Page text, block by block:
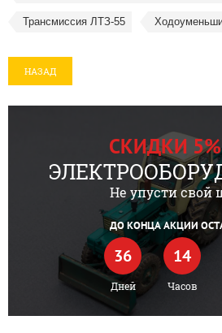
Трансмиссия ЛТЗ-55
НАЗАД
СКИДКИ 5%
Не упусти свой
ДО КОНЦА АКЦИИ
36
Дней
14
Часов